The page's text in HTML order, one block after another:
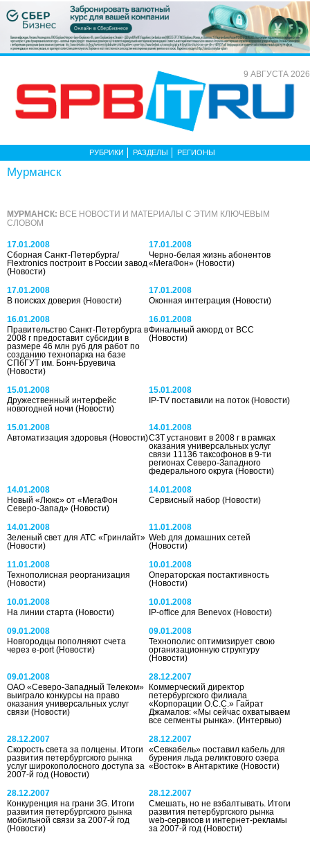
9 АВГУСТА 2026
РУБРИКИ РАЗДЕЛЫ РЕГИОНЫ
Мурманск
МУРМАНСК: ВСЕ НОВОСТИ И МАТЕРИАЛЫ С ЭТИМ КЛЮЧЕВЫМ
СЛОВОМ
17.01.2008
Сборная Санкт-Петербурга/
Flextronics построит в России завод
(Новости)
17.01.2008
Черно-белая жизнь абонентов
«МегаФон»(Новости)
17.01.2008
В поисках доверия (Новости)
17.01.2008
Оконная интеграция(Новости)
16.01.2008
Правительство Санкт-Петербурга в
2008 г предоставит субсидии в
размере 46 млн руб для работ по
созданию технопарка на базе
СПбГУТ им. Бонч-Бруевича
(Новости)
16.01.2008
Финальный аккорд от ВСС
(Новости)
15.01.2008
Дружественный интерфейс
новогодней ночи (Новости)
15.01.2008
IP-TV поставили на поток(Новости)
15.01.2008
Автоматизация здоровья (Новости)
14.01.2008
СЗТ установит в 2008 г в рамках
оказания универсальных услуг
связи 11136 таксофонов в 9-ти
регионах Северо-Западного
федерального округа(Новости)
14.01.2008
Новый «Люкс» от «МегаФон
Северо-Запад» (Новости)
14.01.2008
Сервисный набор(Новости)
14.01.2008
Зеленый свет для АТС «Гринлайт»
(Новости)
11.01.2008
Web для домашних сетей
(Новости)
11.01.2008
Технополисная реорганизация
(Новости)
10.01.2008
Операторская постактивность
(Новости)
10.01.2008
На линии старта (Новости)
10.01.2008
IP-office для Benevox(Новости)
09.01.2008
Новгородцы пополняют счета
через e-port(Новости)
09.01.2008
Технополис оптимизирует свою
организационную структуру
(Новости)
09.01.2008
ОАО «Северо-Западный Телеком»
выиграло конкурсы на право
оказания универсальных услуг
связи (Новости)
28.12.2007
Коммерческий директор
петербургского филиала
«Корпорации О.С.С.» Гайрат
Джамалов: «Мы сейчас охватываем
все сегменты рынка».(Интервью)
28.12.2007
Скорость света за полцены. Итоги
развития петербургского рынка
услуг широкополосного доступа за
2007-й год (Новости)
28.12.2007
«Севкабель» поставил кабель для
бурения льда реликтового озера
«Восток» в Антарктике(Новости)
28.12.2007
Конкуренция на грани 3G. Итоги
развития петербургского рынка
мобильной связи за 2007-й год
(Новости)
28.12.2007
Смешать, но не взбалтывать. Итоги
развития петербургского рынка
web-сервисов и интернет-рекламы
за 2007-й год(Новости)